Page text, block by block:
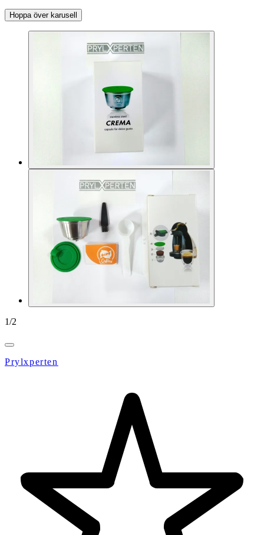
Hoppa över karusell
1/2
Prylxperten